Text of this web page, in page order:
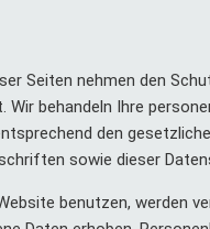
Seiten nehmen den
Wir behandeln Ihre
den
sowie dieser
benutzen, werden